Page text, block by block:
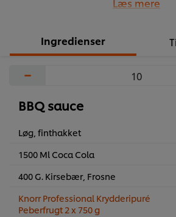
kirsebær, NoChicken Chunks og
Læs mere
Ingredienser
−
BBQ sauce
Løg, finthakket
1500 Ml Coca Cola
400 G. Kirsebær, Frosne
Knorr Professional Krydderipuré
Peberfrugt 2 x 750 g